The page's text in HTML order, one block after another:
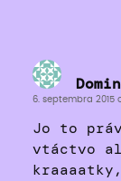
6. septembra 2015 o
Jo to
vtáctvo